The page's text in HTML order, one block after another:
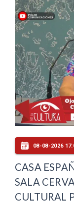
08-08-2026
CASA
SALA
CULTURAL